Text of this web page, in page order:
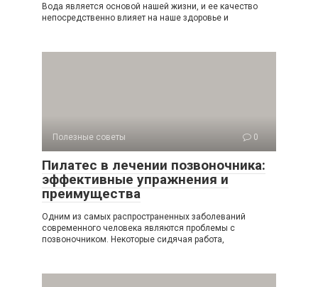
Вода является основой нашей жизни, и ее качество
непосредственно влияет на наше здоровье и
Полезные советы 0
Пилатес в лечении позвоночника:
эффективные упражнения и
преимущества
Одним из самых распространенных заболеваний
современного человека являются проблемы с
позвоночником. Некоторые сидячая работа,